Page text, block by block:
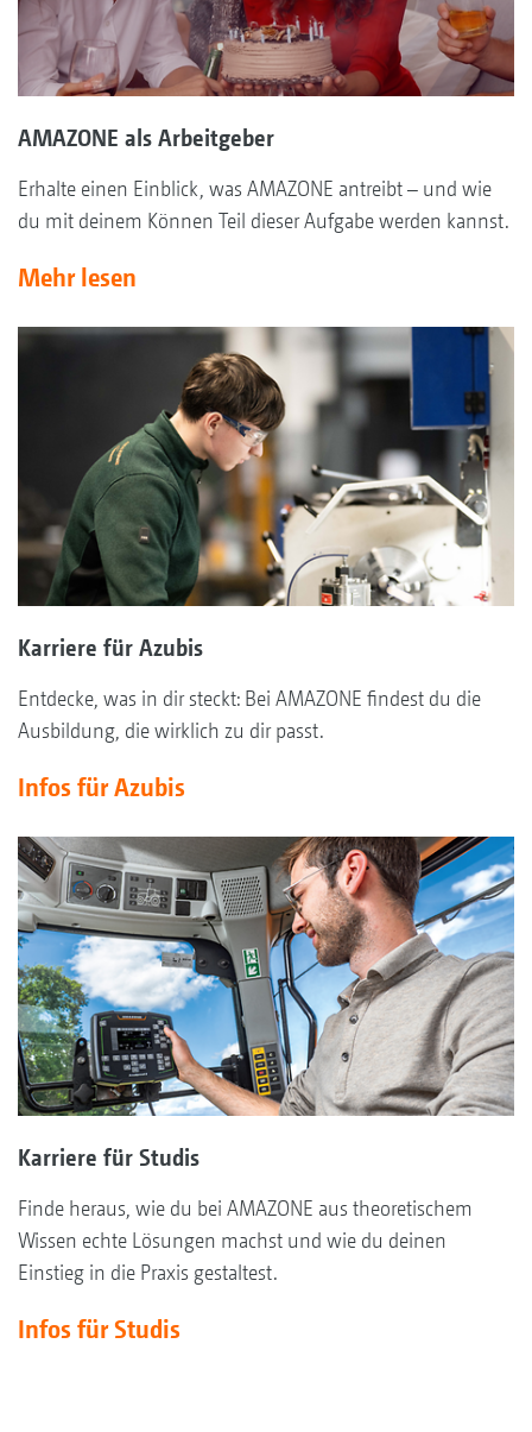
AMAZONE als Arbeitgeber
Erhalte einen Einblick, was AMAZONE antreibt – und wie
du mit deinem Können Teil dieser Aufgabe werden kannst.
Mehr lesen
Karriere für Azubis
Entdecke, was in dir steckt: Bei AMAZONE findest du die
Ausbildung, die wirklich zu dir passt.
Infos für Azubis
Karriere für Studis
Finde heraus, wie du bei AMAZONE aus theoretischem
Wissen echte Lösungen machst und wie du deinen
Einstieg in die Praxis gestaltest.
Infos für Studis